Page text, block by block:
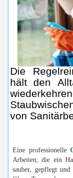
Die
hält den
von
Eine professionelle
Arbeiten, die ein
sauber, gepflegt